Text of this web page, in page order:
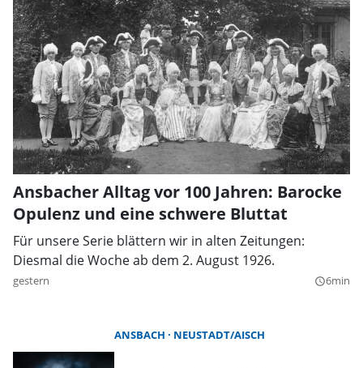
Ansbacher Alltag vor 100 Jahren: Barocke
Opulenz und eine schwere Bluttat
Für unsere Serie blättern wir in alten Zeitungen:
Diesmal die Woche ab dem 2. August 1926.
gestern query_builder6min
ANSBACH NEUSTADT/AISCH